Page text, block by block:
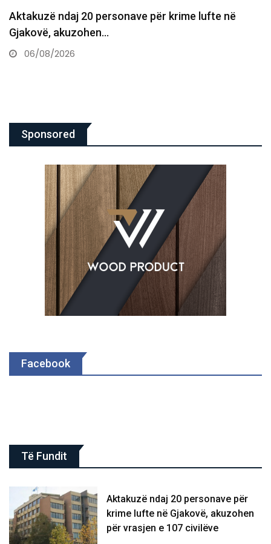
“Kosova nuk ka kohë për të humbur” – OVL UÇK…
06/08/2026
Sponsored
Facebook
Të Fundit
Aktakuzë ndaj 20 personave për
krime lufte në Gjakovë, akuzohen
për vrasjen e 107 civilëve